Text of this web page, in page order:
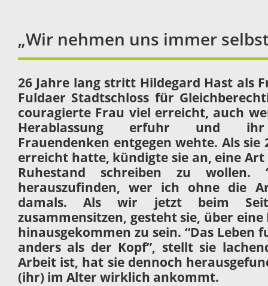
„Wir nehmen uns immer
26 Jahre lang stritt Hildegard Hast als
Fuldaer Stadtschloss für
couragierte Frau viel erreicht, auch
Herablassung erfuhr und ihr
Frauendenken entgegen wehte. Als sie
erreicht hatte, kündigte sie an, eine
Ruhestand schreiben zu wollen.
herauszufinden, wer ich ohne die
damals. Als wir jetzt beim
zusammensitzen, gesteht sie, über
hinausgekommen zu sein. “Das
anders als der Kopf”, stellt sie
Arbeit ist, hat sie dennoch
(ihr) im Alter wirklich ankommt.